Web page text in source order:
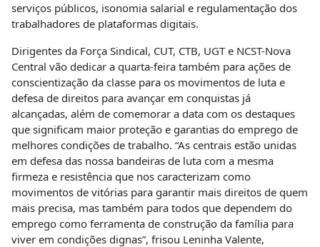
serviços públicos, isonomia salarial e regulamentação dos
trabalhadores de plataformas digitais.
Dirigentes da Força Sindical, CUT, CTB, UGT e NCST-Nova
Central vão dedicar a quarta-feira também para ações de
conscientização da classe para os movimentos de luta e
defesa de direitos para avançar em conquistas já
alcançadas, além de comemorar a data com os destaques
que significam maior proteção e garantias do emprego de
melhores condições de trabalho. “As centrais estão unidas
em defesa das nossa bandeiras de luta com a mesma
firmeza e resistência que nos caracterizam como
movimentos de vitórias para garantir mais direitos de quem
mais precisa, mas também para todos que dependem do
emprego como ferramenta de construção da família para
viver em condições dignas”, frisou Leninha Valente,